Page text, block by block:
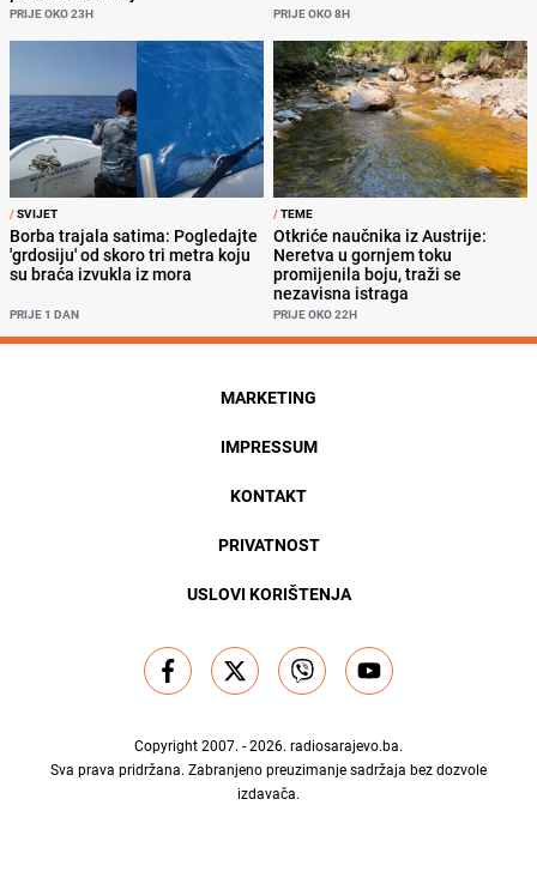
PRIJE OKO 23H PRIJE OKO 8H
/SVIJET
Borba trajala satima: Pogledajte
'grdosiju' od skoro tri metra koju
su braća izvukla iz mora
PRIJE 1 DAN
/TEME
Otkriće naučnika iz Austrije:
Neretva u gornjem toku
promijenila boju, traži se
nezavisna istraga
PRIJE OKO 22H
MARKETING
IMPRESSUM
KONTAKT
PRIVATNOST
USLOVI KORIŠTENJA
Copyright 2007. - 2026. radiosarajevo.ba.
Sva prava pridržana. Zabranjeno preuzimanje sadržaja bez dozvole
izdavača.